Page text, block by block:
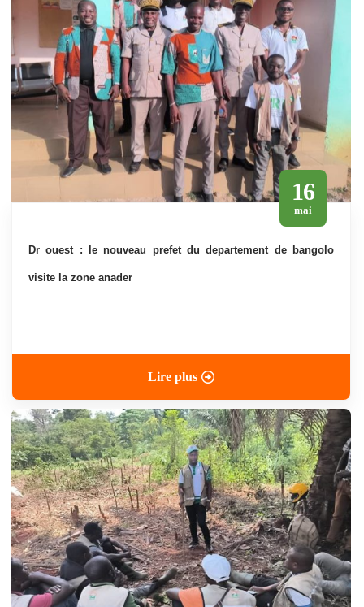
16
mai
dr ouest : le nouveau prefet du departement de bangolo
visite la zone anader
Lire plus